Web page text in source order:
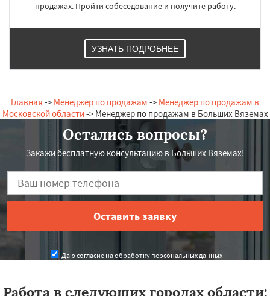
продажах. Пройти собеседование и получите работу.
УЗНАТЬ ПОДРОБНЕЕ
Главная -> Менеджер по продажам -> Менеджер по продажам в
Московской области-> Менеджер по продажам в Больших Вяземах
Остались вопросы?
Закажи бесплатную консультацию в Больших Вяземах!
Даю согласие на обработку персональных данных
Работа в следующих городах области: